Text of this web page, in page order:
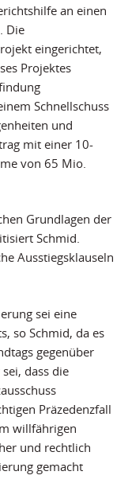
an einen
Die
eingerichtet,
Projektes
Schnellschuss
und
mit einer 10-
von 65 Mio.
Grundlagen der
Schmid.
Ausstiegsklauseln
sei eine
so Schmid, da es
gegenüber
dass die
Präzedenzfall
willfährigen
und rechtlich
gemacht